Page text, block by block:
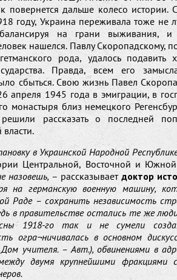
повернется дальше колесо истории.
году, Украина переживала тоже не
на грани выживания, и
нашелся. Павлу Скоропадскому,
рода, удалось подавить
Правда, всем его
сбыться. Свою жизнь Павел
апреля 1945 года в эмиграции, в
монастыря близ немецкого
рассказать о последней
власти.
в Украинской Народной
Центральной, Восточной и
назовешь, – рассказывает доктор
на германскую военную машину,
Раде – сохранить независимость
в правительстве остались те же
1918-го так и не сумели
огра¬ничивалась в основном
учителя. – Авт.), обвинениями в
двумя крупнейшими фракциями